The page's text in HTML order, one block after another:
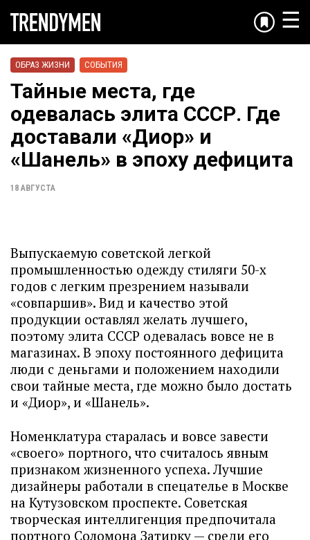
☰
ОБРАЗ ЖИЗНИ СОБЫТИЯ
Тайные места, где
одевалась элита СССР. Где
доставали «Диор» и
«Шанель» в эпоху дефицита
18 АВГУСТА
Выпускаемую советской легкой
промышленностью одежду стиляги 50-х
годов с легким презрением называли
«совпаршив». Вид и качество этой
продукции оставлял желать лучшего,
поэтому элита СССР одевалась вовсе не в
магазинах. В эпоху постоянного дефицита
люди с деньгами и положением находили
свои тайные места, где можно было достать
и «Диор», и «Шанель».
Номенклатура старалась и вовсе завести
«своего» портного, что считалось явным
признаком жизненного успеха. Лучшие
дизайнеры работали в спецателье в Москве
на Кутузовском проспекте. Советская
творческая интеллигенция предпочитала
портного Соломона Затирку — среди его